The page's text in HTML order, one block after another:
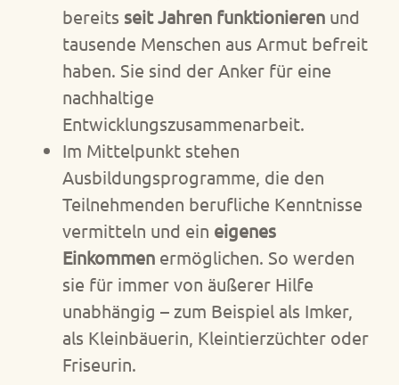
bereits seit Jahren funktionieren und
tausende Menschen aus Armut befreit
haben. Sie sind der Anker für eine
nachhaltige
Entwicklungszusammenarbeit.
Im Mittelpunkt stehen
Ausbildungsprogramme, die den
Teilnehmenden berufliche Kenntnisse
vermitteln und ein eigenes
Einkommen ermöglichen. So werden
sie für immer von äußerer Hilfe
unabhängig – zum Beispiel als Imker,
als Kleinbäuerin, Kleintierzüchter oder
Friseurin.